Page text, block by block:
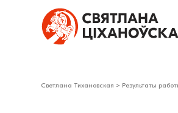
Светлана Тихановская > Результаты